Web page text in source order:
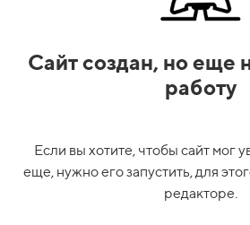
Сайт создан, но еще
работу
Если вы хотите, чтобы сайт мог
еще, нужно его запустить, для
редакторе.